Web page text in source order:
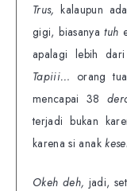
Trus, kalaupun
gigi, biasanyatuh
apalagi lebih
Tapiii…orang
mencapai 38
terjadi bukan
karena si anak
Okeh deh, jadi,